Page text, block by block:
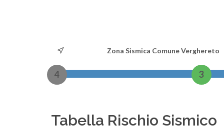
Zona Sismica Comune Verghereto
4 3
Tabella Rischio Sismico